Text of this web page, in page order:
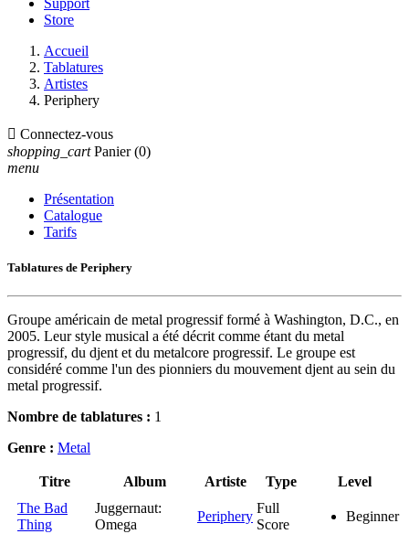
Support
Store
Accueil
Tablatures
Artistes
Periphery
 Connectez-vous
shopping_cart Panier (0)
menu
Présentation
Catalogue
Tarifs
Tablatures de Periphery
Groupe américain de metal progressif formé à Washington, D.C., en
2005. Leur style musical a été décrit comme étant du metal
progressif, du djent et du metalcore progressif. Le groupe est
considéré comme l'un des pionniers du mouvement djent au sein du
metal progressif.
Nombre de tablatures : 1
Genre : Metal
Titre Album Artiste Type
Level
The Bad
Thing
Juggernaut:
Omega
Periphery
Full
Score
Beginner